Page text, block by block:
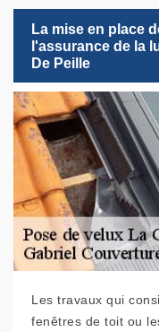
La mise en place
l'assurance de la
De Peille
Les travaux qui
fenêtres de toit ou